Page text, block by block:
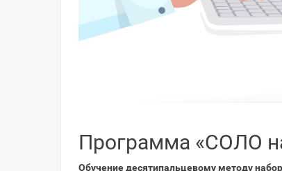
Программа «СОЛО
Обучение десятипальцевому методу